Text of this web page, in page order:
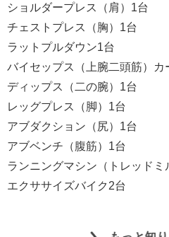
ショルダープレス（肩）1台
チェストプレス（胸）1台
ラットプルダウン1台
バイセップス（上腕二頭筋）カ
ディップス（二の腕）1台
レッグプレス（脚）1台
アブダクション（尻）1台
アブベンチ（腹筋）1台
ランニングマシン（トレッドミ
エクササイズバイク2台